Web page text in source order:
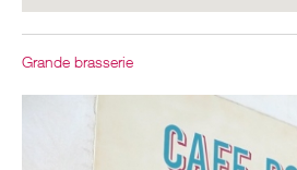
Grande brasserie